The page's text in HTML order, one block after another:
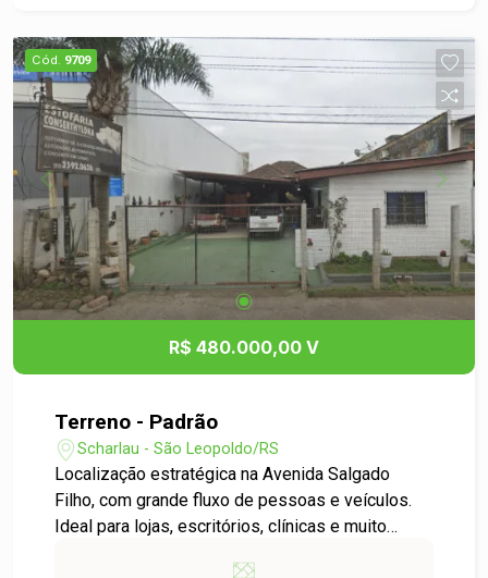
Cód. 9709
R$ 480.000,00 V
Terreno - Padrão
Scharlau - São Leopoldo/RS
Localização estratégica na Avenida Salgado
Filho, com grande fluxo de pessoas e veículos.
Ideal para lojas, escritórios, clínicas e muito